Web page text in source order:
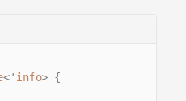
<' info> {